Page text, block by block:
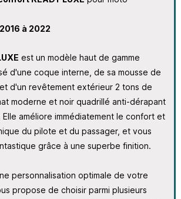
à 2022
est un modèle haut de gamme
d'une coque interne, de sa mousse de
et d'un revêtement extérieur 2 tons de
moderne et noir quadrillé anti-dérapant
améliore immédiatement le confort et
du pilote et du passager, et vous
grâce à une superbe finition.
personnalisation optimale de votre
propose de choisir parmi plusieurs